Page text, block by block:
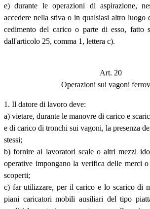
e) durante le operazioni di aspirazione,
accedere nella stiva o in qualsiasi altro luogo
cedimento del carico o parte di esso, fatto
dall'articolo 25, comma 1, lettera c).
Art. 20
Operazioni sui vagoni
1. Il datore di lavoro deve:
a) vietare, durante le manovre di carico e
e di carico di tronchi sui vagoni, la presenza
stessi;
b) fornire ai lavoratori scale o altri mezzi
operative impongano la verifica delle merci
scoperti;
c) far utilizzare, per il carico e lo scarico di
piani caricatori mobili ausiliari del tipo